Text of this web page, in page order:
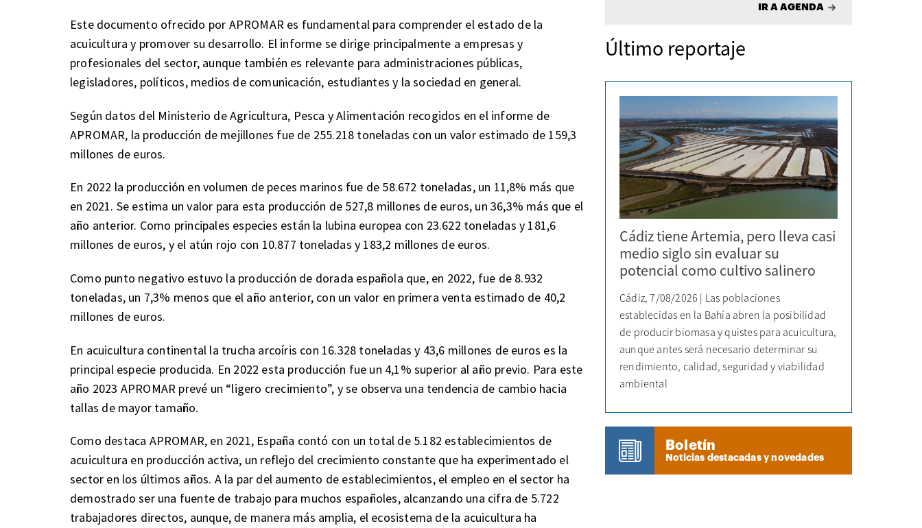
Este documento ofrecido por APROMAR es fundamental para comprender el estado de la
acuicultura y promover su desarrollo. El informe se dirige principalmente a empresas y
profesionales del sector, aunque también es relevante para administraciones públicas,
legisladores, políticos, medios de comunicación, estudiantes y la sociedad en general.
Según datos del Ministerio de Agricultura, Pesca y Alimentación recogidos en el informe de
APROMAR, la producción de mejillones fue de 255.218 toneladas con un valor estimado de 159,3
millones de euros.
En 2022 la producción en volumen de peces marinos fue de 58.672 toneladas, un 11,8% más que
en 2021. Se estima un valor para esta producción de 527,8 millones de euros, un 36,3% más que el
año anterior. Como principales especies están la lubina europea con 23.622 toneladas y 181,6
millones de euros, y el atún rojo con 10.877 toneladas y 183,2 millones de euros.
Como punto negativo estuvo la producción de dorada española que, en 2022, fue de 8.932
toneladas, un 7,3% menos que el año anterior, con un valor en primera venta estimado de 40,2
millones de euros.
En acuicultura continental la trucha arcoíris con 16.328 toneladas y 43,6 millones de euros es la
principal especie producida. En 2022 esta producción fue un 4,1% superior al año previo. Para este
año 2023 APROMAR prevé un “ligero crecimiento”, y se observa una tendencia de cambio hacia
tallas de mayor tamaño.
Como destaca APROMAR, en 2021, España contó con un total de 5.182 establecimientos de
acuicultura en producción activa, un reflejo del crecimiento constante que ha experimentado el
sector en los últimos años. A la par del aumento de establecimientos, el empleo en el sector ha
demostrado ser una fuente de trabajo para muchos españoles, alcanzando una cifra de 5.722
trabajadores directos, aunque, de manera más amplia, el ecosistema de la acuicultura ha
IR A AGENDA
Último reportaje
Cádiz tiene Artemia, pero lleva casi
medio siglo sin evaluar su
potencial como cultivo salinero
Cádiz, 7/08/2026 | Las poblaciones
establecidas en la Bahía abren la posibilidad
de producir biomasa y quistes para acuicultura,
aunque antes será necesario determinar su
rendimiento, calidad, seguridad y viabilidad
ambiental
Boletín
Noticias destacadas y novedades